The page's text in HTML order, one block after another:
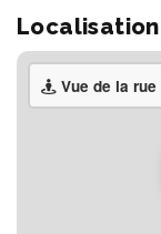
Localisation
Vue de la rue